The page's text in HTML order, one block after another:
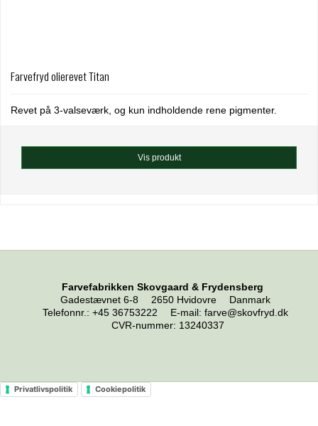
Farvefryd olierevet Titan
Revet på 3-valseværk, og kun indholdende rene pigmenter.
Vis produkt
Farvefabrikken Skovgaard & Frydensberg
Gadestævnet 6-8
2650 Hvidovre
Danmark
Telefonnr. : +45 36753222 E-mail: farve@skovfryd.dk
CVR-nummer: 13240337
Privatlivspolitik Cookiepolitik